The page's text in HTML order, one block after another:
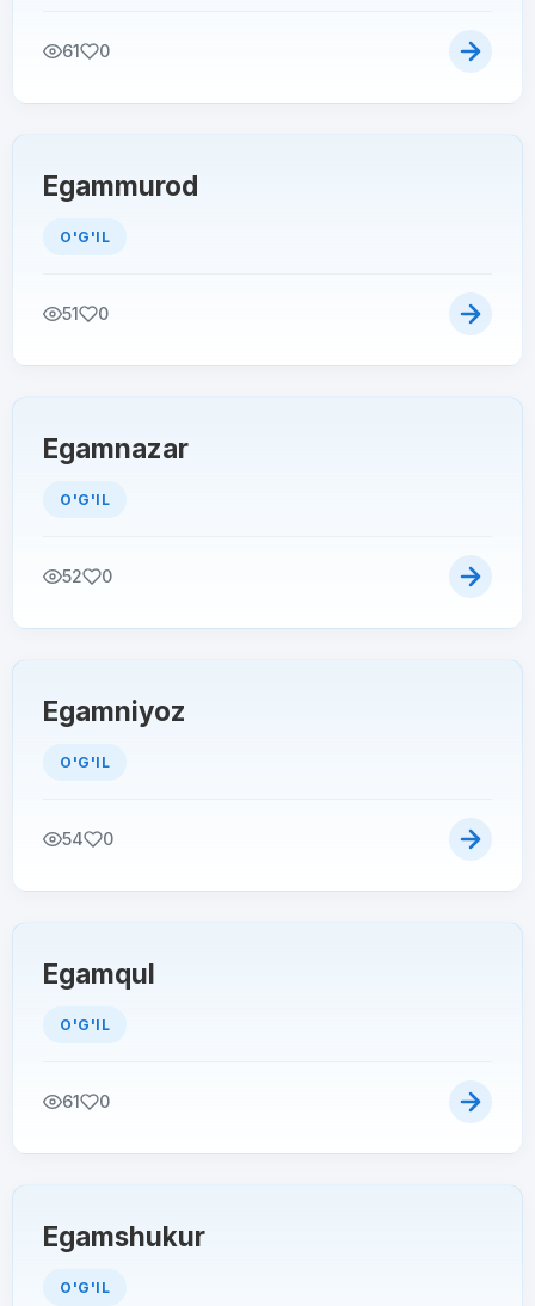
61 0
Egammurod
O'G'IL
51 0
Egamnazar
O'G'IL
52 0
Egamniyoz
O'G'IL
54 0
Egamqul
O'G'IL
61 0
Egamshukur
O'G'IL